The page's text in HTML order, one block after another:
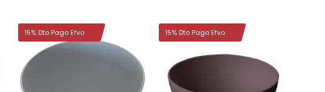
Añadir
15% Dto Pago Efvo
Añadir
a la
lista de
deseos
15% Dto Pago Efvo